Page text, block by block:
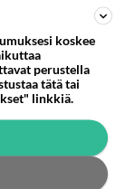
Kommentoi
Kommentoi
koskee
perustella
tätä tai
linkkiä.